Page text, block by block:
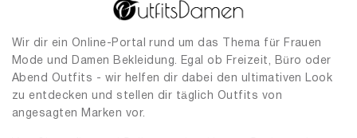
Wir dir ein Online-Portal rund um das Thema für Frauen
Mode und Damen Bekleidung. Egal ob Freizeit, Büro oder
Abend Outfits - wir helfen dir dabei den ultimativen Look
zu entdecken und stellen dir täglich Outfits von
angesagten Marken vor.